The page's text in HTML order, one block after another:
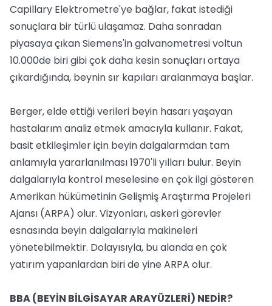
Capillary Elektrometre'ye bağlar, fakat istediği
sonuçlara bir türlü ulaşamaz. Daha sonradan
piyasaya çıkan Siemens'in galvanometresi voltun
10.000de biri gibi çok daha kesin sonuçları ortaya
çıkardığında, beynin sır kapıları aralanmaya başlar.
Berger, elde ettiği verileri beyin hasarı yaşayan
hastalarım analiz etmek amacıyla kullanır. Fakat,
basit etkileşimler için beyin dalgalarmdan tam
anlamıyla yararlanılması 1970'li yılları bulur. Beyin
dalgalarıyla kontrol meselesine en çok ilgi gösteren
Amerikan hükümetinin Gelişmiş Araştırma Projeleri
Ajansı (ARPA) olur. Vizyonları, askeri görevler
esnasında beyin dalgalarıyla makineleri
yönetebilmektir. Dolayısıyla, bu alanda en çok
yatırım yapanlardan biri de yine ARPA olur.
BBA (BEYİN BİLGİSAYAR ARAYÜZLERİ) NEDİR?